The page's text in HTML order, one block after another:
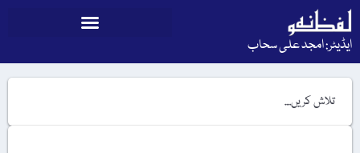
ایڈیٹر: امجد علی سحاب